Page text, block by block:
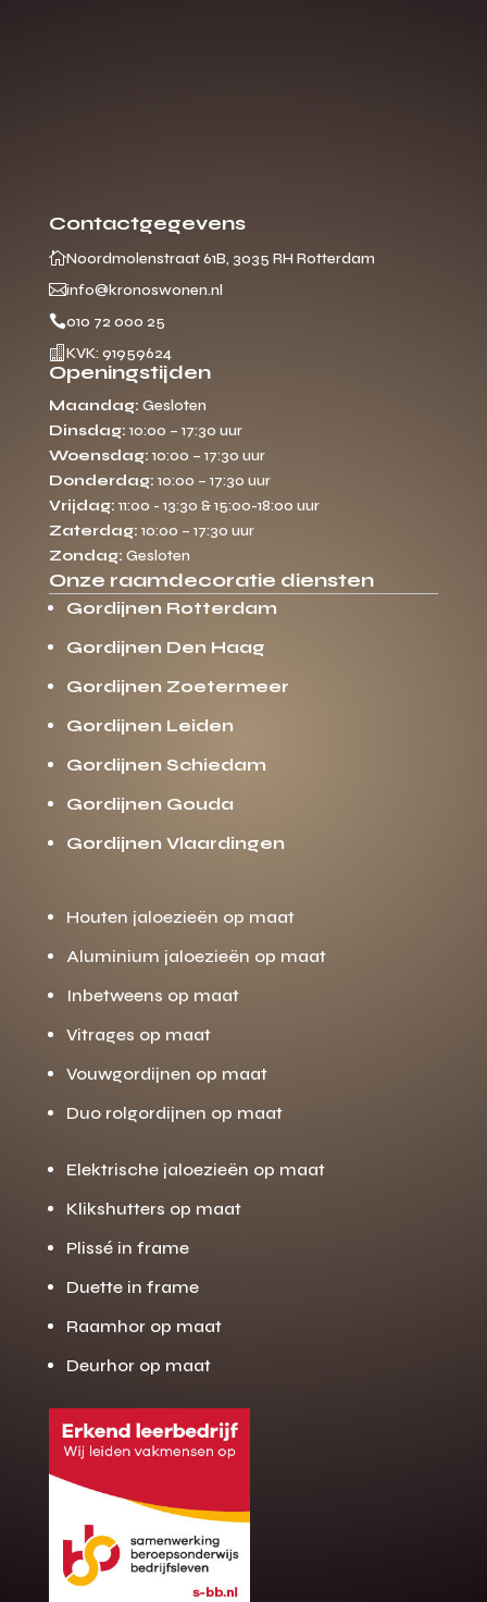
Gratis offerte
op maat?
Binnen 24 uur jouw gratis offerte
10 jaar garantie op de montage
Contactgegevens
Noordmolenstraat 61B, 3035 RH Rotterdam
info@kronoswonen.nl
010 72 000 25
 KVK: 91959624
Openingstijden
Maandag: Gesloten
Dinsdag: 10:00 – 17:30 uur
Woensdag: 10:00 – 17:30 uur
Donderdag: 10:00 – 17:30 uur
Vrijdag: 11:00 - 13:30 & 15:00-18:00 uur
Zaterdag: 10:00 – 17:30 uur
Zondag: Gesloten
Onze raamdecoratie diensten
Gordijnen Rotterdam
Gordijnen Den Haag
Gordijnen Zoetermeer
Gordijnen Leiden
Gordijnen Schiedam
Gordijnen Gouda
Gordijnen Vlaardingen
Houten jaloezieën op maat
Aluminium jaloezieën op maat
Inbetweens op maat
Vitrages op maat
Vouwgordijnen op maat
Duo rolgordijnen op maat
Elektrische jaloezieën op maat
Klikshutters op maat
Plissé in frame
Duette in frame
Raamhor op maat
Deurhor op maat